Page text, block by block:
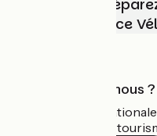
Choisissez,
vélo avec France
Qui sommes-nous ?
L'association
guide officiel du